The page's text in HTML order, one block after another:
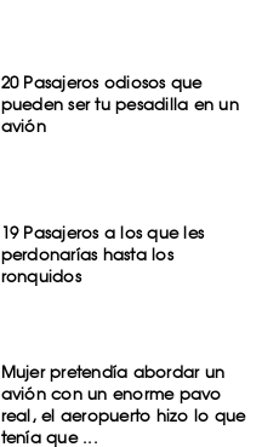
20 Pasajeros odiosos que
pueden ser tu pesadilla en un
avión
19 Pasajeros a los que les
perdonarías hasta los
ronquidos
Mujer pretendía abordar un
avión con un enorme pavo
real, el aeropuerto hizo lo que
tenía que ...